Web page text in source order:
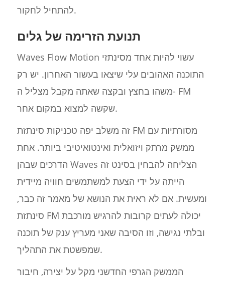
להתחיל לחקור.
תנועת הזרימה של גלים
Waves Flow Motion עשוי להיות אחד מסינתזי
התוכנה האהובים עלי שיצאו בעשור האחרון. יש רק
משהו בחצץ ובקצה שאתה מקבל מצליל ה- FM
שקשה למצוא במקום אחר.
זה משלב יפה טכניקות סינתזת FM מסורתיות עם
ממשק מרתק ויזואלית ואינטואיטיבי ביותר. אחת
הדרכים שבהן Waves הצליחה להבחין בסינט זה
הייתה על ידי הצעת למשתמשים חוויה מיידית
ומעשית. אם לא ראית את הנושא של מאמר זה כבר,
סינתזת FM יכולה לעתים קרובות להרגיש מורכבת
ובלתי נגישה, וזו הסיבה שאני מעריץ ענק של תוכנה
שמפשטת את התהליך.
הממשק הגרפי החדשני מקל על יצירה, חיבור